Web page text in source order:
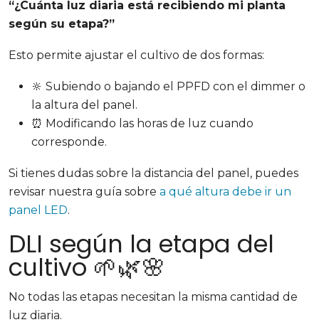
“¿Cuánta luz diaria está recibiendo mi planta
según su etapa?”
Esto permite ajustar el cultivo de dos formas:
🔆 Subiendo o bajando el PPFD con el dimmer o
la altura del panel.
⏰ Modificando las horas de luz cuando
corresponde.
Si tienes dudas sobre la distancia del panel, puedes
revisar nuestra guía sobre a qué altura debe ir un
panel LED.
DLI según la etapa del
cultivo 🌱🌿🌸
No todas las etapas necesitan la misma cantidad de
luz diaria.